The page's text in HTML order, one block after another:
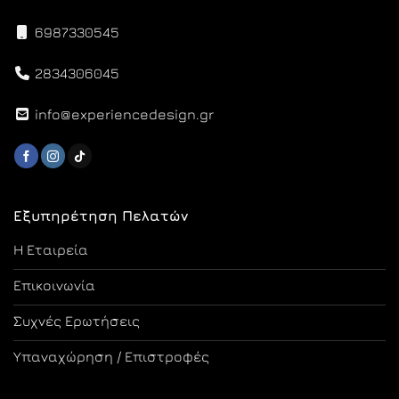
Εξυπηρέτηση Πελατών
Η Εταιρεία
Επικοινωνία
Συχνές Ερωτήσεις
Υπαναχώρηση / Επιστροφές
6987330545
2834306045
info@experiencedesign.gr